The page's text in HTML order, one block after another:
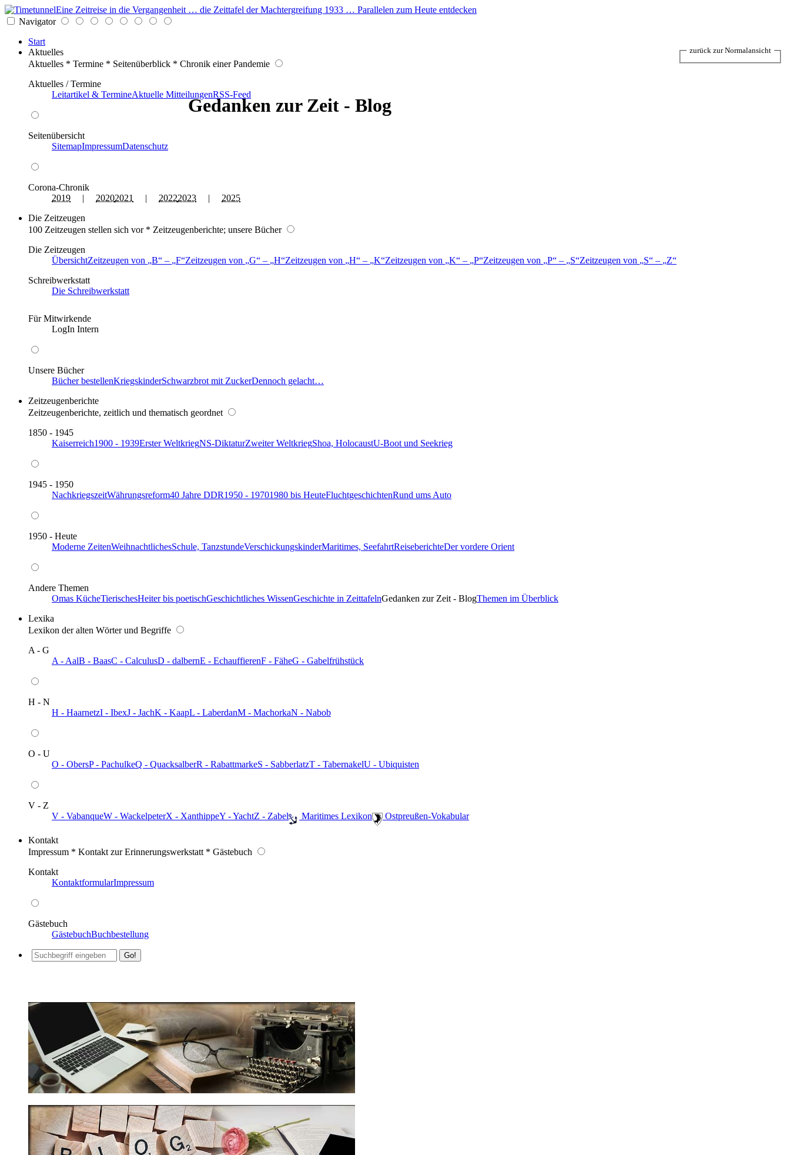
Eine Zeitreise in die Vergangenheit … die Zeittafel der Machtergreifung 1933 … Parallelen zum Heute entdecken
Navigator
Start
Aktuelles
Aktuelles * Termine * Seitenüberblick * Chronik einer Pandemie
Aktuelles / Termine
Leitartikel & TermineAktuelle MitteilungenRSS-Feed
Seitenübersicht
SitemapImpressumDatenschutz
Corona-Chronik
2019 | 20202021 | 20222023 | 2025
Die Zeitzeugen
100 Zeitzeugen stellen sich vor * Zeitzeugenberichte; unsere Bücher
Die Zeitzeugen
ÜbersichtZeitzeugen von B – F Zeitzeugen von G – H Zeitzeugen von H – K Zeitzeugen von K – P Zeitzeugen von P – S Zeitzeugen von S –
Z
Schreibwerkstatt
Die Schreibwerkstatt
Für Mitwirkende
LogIn Intern
Unsere Bücher
Bücher bestellenKriegskinderSchwarzbrot mit ZuckerDennoch gelacht…
Zeitzeugenberichte
Zeitzeugenberichte, zeitlich und thematisch geordnet
1850 - 1945
Kaiserreich1900 - 1939Erster WeltkriegNS-DiktaturZweiter WeltkriegShoa, HolocaustU-Boot und Seekrieg
1945 - 1950
NachkriegszeitWährungsreform40 Jahre DDR1950 - 19701980 bis HeuteFluchtgeschichtenRund ums Auto
1950 - Heute
Moderne ZeitenWeihnachtlichesSchule, TanzstundeVerschickungskinderMaritimes, SeefahrtReiseberichteDer vordere Orient
Andere Themen
Omas KücheTierischesHeiter bis poetischGeschichtliches WissenGeschichte in ZeittafelnGedanken zur Zeit - BlogThemen im Überblick
Lexika
Lexikon der alten Wörter und Begriffe
A - G
A - AalB - BaasC - CalculusD - dalbernE - EchauffierenF - FäheG - Gabelfrühstück
H - N
H - HaarnetzI - IbexJ - JachK - KaapL - LaberdanM - MachorkaN - Nabob
O - U
O - ObersP - PachulkeQ - QuacksalberR - RabattmarkeS - SabberlatzT - TabernakelU - Ubiquisten
V - Z
V - VabanqueW - WackelpeterX - XanthippeY - YachtZ - Zabel ️ Maritimes Lexikon ️ Ostpreußen-Vokabular
Kontakt
Impressum * Kontakt zur Erinnerungswerkstatt * Gästebuch
Kontakt
KontaktformularImpressum
Gästebuch
GästebuchBuchbestellung
Gedanken zur Zeit - Blog
zurück zur Normalansicht